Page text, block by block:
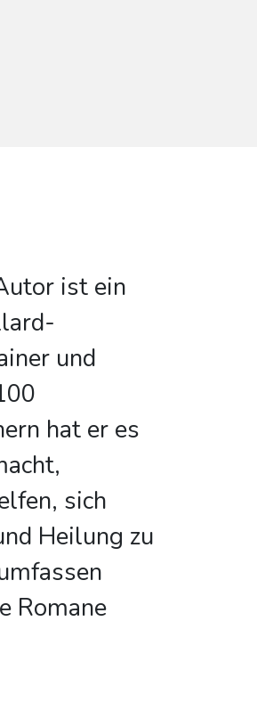
ist ein
und
hat er es
sich
Heilung zu
Romane